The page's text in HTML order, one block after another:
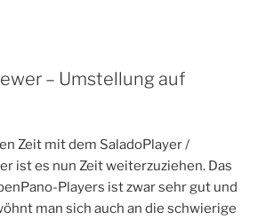
– Umstellung auf
Zeit mit dem SaladoPlayer /
ist es nun Zeit weiterzuziehen. Das
Players ist zwar sehr gut und
man sich auch an die schwierige